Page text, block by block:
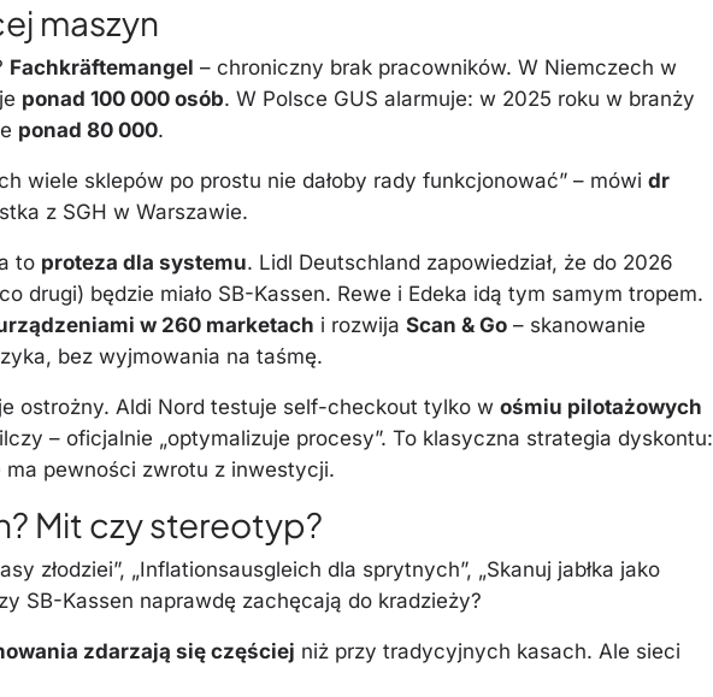
maszyn
Fachkräftemangel – chroniczny brak pracowników. W Niemczech w
ponad 100 000 osób. W Polsce GUS alarmuje: w 2025 roku w branży
ponad 80 000.
wiele sklepów po prostu nie dałoby rady funkcjonować” – mówi dr
z SGH w Warszawie.
to proteza dla systemu. Lidl Deutschland zapowiedział, że do 2026
drugi) będzie miało SB-Kassen. Rewe i Edeka idą tym samym tropem.
w 260 marketach i rozwija Scan & Go – skanowanie
bez wyjmowania na taśmę.
ostrożny. Aldi Nord testuje self-checkout tylko w ośmiu pilotażowych
– oficjalnie „optymalizuje procesy”. To klasyczna strategia dyskontu:
pewności zwrotu z inwestycji.
Mit czy stereotyp?
złodziei”, „Inflationsausgleich dla sprytnych”, „Skanuj jabłka jako
SB-Kassen naprawdę zachęcają do kradzieży?
zdarzają się częściej niż przy tradycyjnych kasach. Ale sieci